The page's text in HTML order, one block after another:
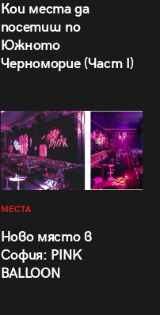
Кои места да
посетиш по
Южното
Черноморие (Част I)
МЕСТА
Ново място в
София: PINK
BALLOON